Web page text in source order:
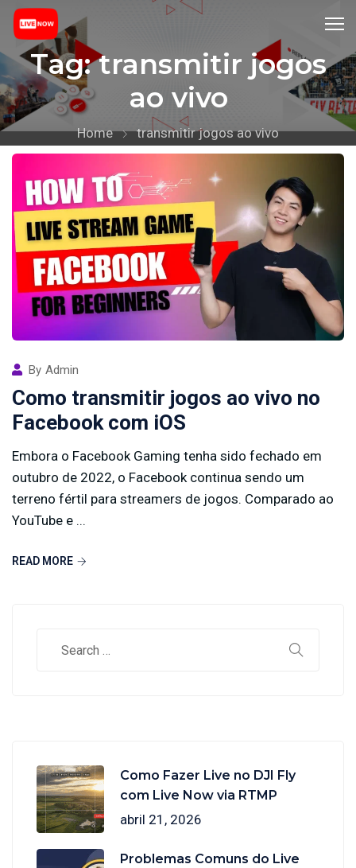
Tag:transmitir jogos
ao vivo
Home transmitir jogos ao vivo
By Admin
Como transmitir jogos ao vivo no
Facebook com iOS
Embora o Facebook Gaming tenha sido fechado em
outubro de 2022, o Facebook continua sendo um
terreno fértil para streamers de jogos. Comparado ao
YouTube e ...
READ MORE
Como Fazer Live no DJI Fly
com Live Now via RTMP
abril 21, 2026
Problemas Comuns do Live